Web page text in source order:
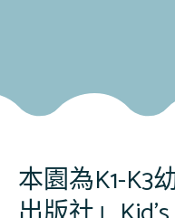
本園為K1-K3